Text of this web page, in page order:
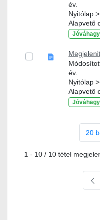
év.
Nyitólap
Alapvető
év.
Nyitólap
Alapvető
20
1 - 10 / 10 tétel